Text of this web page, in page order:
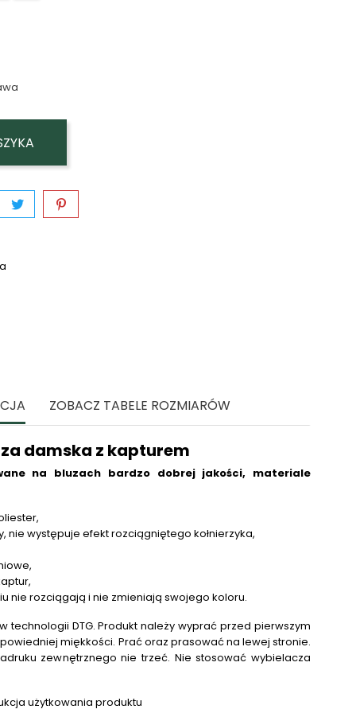
ZOBACZ TABELE ROZMIARÓW
damska z kapturem
na bluzach bardzo dobrej jakości, materiale
nie występuje efekt rozciągniętego kołnierzyka,
nie rozciągają i nie zmieniają swojego koloru.
technologii DTG. Produkt należy wyprać przed pierwszym
miękkości. Prać oraz prasować na lewej stronie.
zewnętrznego nie trzeć. Nie stosować wybielacza